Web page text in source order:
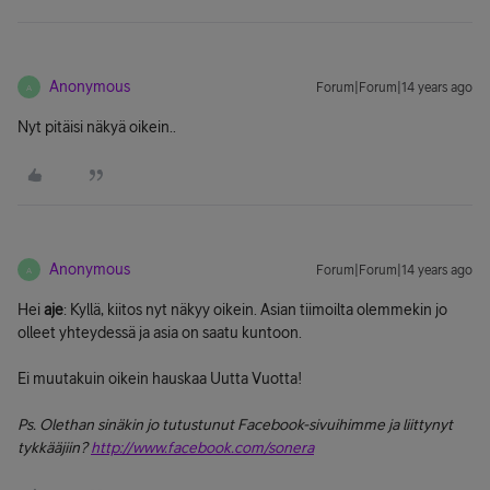
A Anonymous Forum|Forum|14 years ago
Nyt pitäisi näkyä oikein..
A Anonymous Forum|Forum|14 years ago
Heiaje: Kyllä, kiitos nyt näkyy oikein. Asian tiimoilta olemmekin jo
olleet yhteydessä ja asia on saatu kuntoon.
Ei muutakuin oikein hauskaa Uutta Vuotta!
Ps. Olethan sinäkin jo tutustunut Facebook-sivuihimme ja liittynyt
tykkääjiin?http://www.facebook.com/sonera